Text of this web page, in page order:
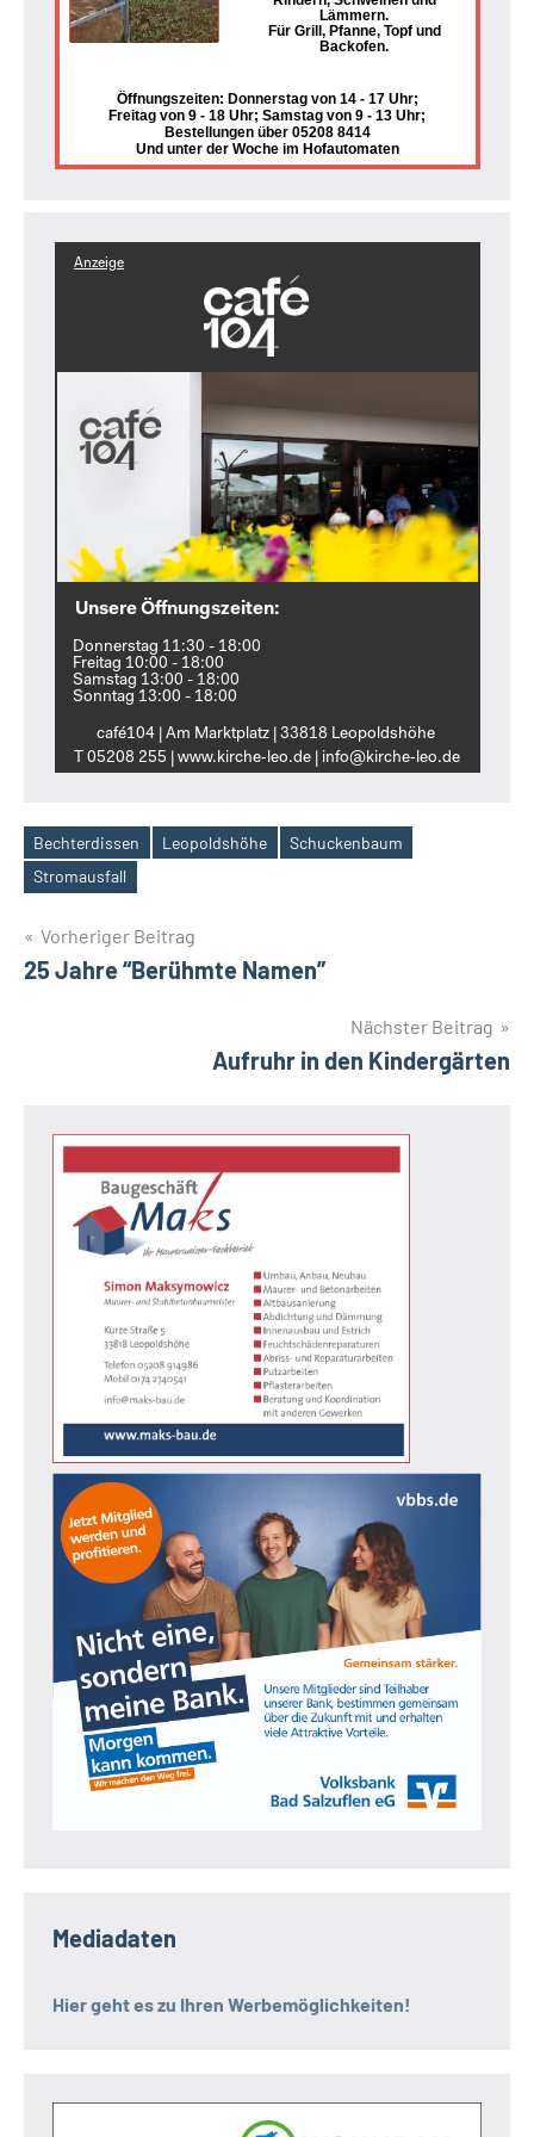
Lämmern.
Für Grill, Pfanne, Topf und
Backofen.
Öffnungszeiten: Donnerstag von 14 - 17 Uhr;
Freitag von 9 - 18 Uhr; Samstag von 9 - 13 Uhr;
Bestellungen über 05208 8414
Und unter der Woche im Hofautomaten
Anzeige
Unsere Öffnungszeiten:
Donnerstag 11:30 - 18:00
Freitag 10:00 - 18:00
Samstag 13:00 - 18:00
Sonntag 13:00 - 18:00
café104 | Am Marktplatz | 33818 Leopoldshöhe
T 05208 255 | www.kirche‑leo.de | info@kirche‑leo.de
Schlagwörter
Bechterdissen Leopoldshöhe
Schuckenbaum
Stromausfall
Beitragsnavigation
Vorheriger Beitrag
25 Jahre “Berühmte Namen”
Nächster Beitrag
Aufruhr in den Kindergärten
Mediadaten
Hier geht es zu Ihren Werbemöglichkeiten!